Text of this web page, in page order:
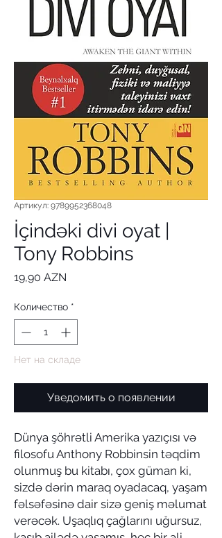
Артикул: 9789952368048
İçindəki divi oyat |
Tony Robbins
19,90 AZN
Количество *
Нет на складе
Уведомить о появлении
Dünya şöhrətli Amerika yazıçısı və
filosofu Anthony Robbinsin təqdim
olunmuş bu kitabı, çox güman ki,
sizdə dərin maraq oyadacaq, yaşam
fəlsəfəsinə dair sizə geniş məlumat
verəcək. Uşaqlıq çağlarını uğursuz,